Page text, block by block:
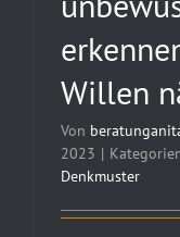
Willen
Von
2023 |
Denkmuster